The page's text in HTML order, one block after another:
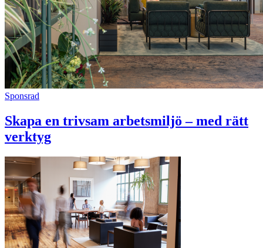
Sponsrad
Skapa en trivsam arbetsmiljö – med rätt
verktyg